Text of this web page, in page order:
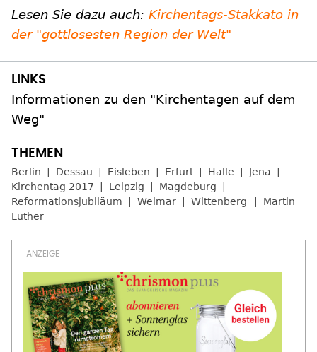
Lesen Sie dazu auch: Kirchentags-Stakkato in
der "gottlosesten Region der Welt"
Informationen zu den "Kirchentagen auf dem
Weg"
Berlin Dessau Eisleben Erfurt Halle
Jena
Kirchentag 2017
Leipzig
Magdeburg
Reformationsjubiläum
Weimar Wittenberg
Martin
Luther